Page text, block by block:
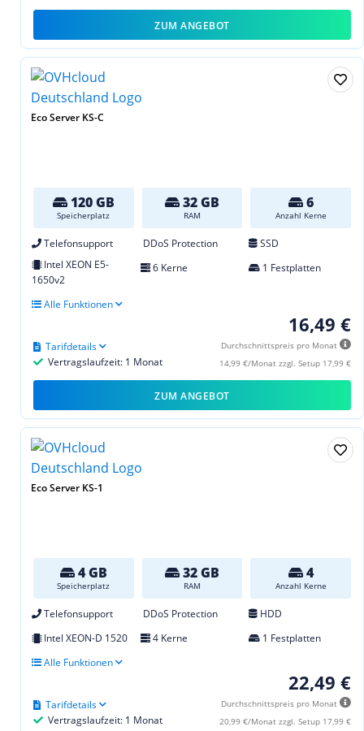
ZUM ANGEBOT
Eco Server KS-C
120 GB
Speicherplatz
32 GB
RAM
6
Anzahl Kerne
Telefonsupport DDoS Protection
SSD
Intel XEON E5-
1650v2
6 Kerne 1 Festplatten
Alle Funktionen
16,49 €
Durchschnittspreis pro Monat
14,99 €/Monat zzgl. Setup 17,99 €
Vertragslaufzeit: 1 Monat
Tarifdetails
ZUM ANGEBOT
Eco Server KS-1
4 GB
Speicherplatz
32 GB
RAM
4
Anzahl Kerne
Telefonsupport DDoS Protection
HDD
Intel XEON-D 1520
4 Kerne
1 Festplatten
Alle Funktionen
22,49 €
Durchschnittspreis pro Monat
20,99 €/Monat zzgl. Setup 17,99 €
Vertragslaufzeit: 1 Monat
Tarifdetails